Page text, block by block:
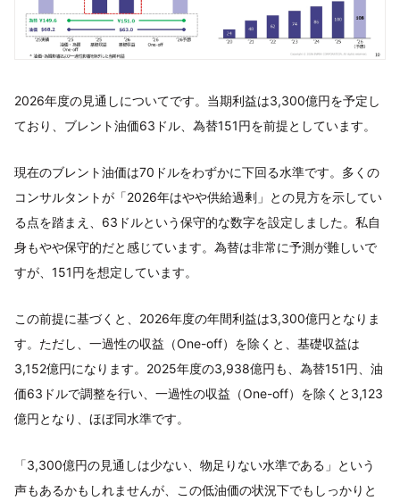
2026年度の見通しについてです。当期利益は3,300億円を予定し
ており、ブレント油価63ドル、為替151円を前提としています。
現在のブレント油価は70ドルをわずかに下回る水準です。多くの
コンサルタントが「2026年はやや供給過剰」との見方を示してい
る点を踏まえ、63ドルという保守的な数字を設定しました。私自
身もやや保守的だと感じています。為替は非常に予測が難しいで
すが、151円を想定しています。
この前提に基づくと、2026年度の年間利益は3,300億円となりま
す。ただし、一過性の収益（One-off）を除くと、基礎収益は
3,152億円になります。2025年度の3,938億円も、為替151円、油
価63ドルで調整を行い、一過性の収益（One-off）を除くと3,123
億円となり、ほぼ同水準です。
「3,300億円の見通しは少ない、物足りない水準である」という
声もあるかもしれませんが、この低油価の状況下でもしっかりと